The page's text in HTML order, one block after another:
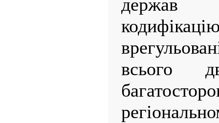
держав
всього